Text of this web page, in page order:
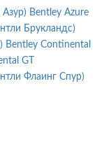
Bentley Azure
Bentley Continental
GT